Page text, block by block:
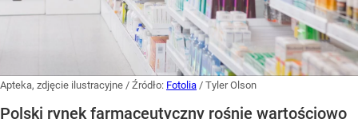
Apteka, zdjęcie ilustracyjne / Źródło: Fotolia / Tyler Olson
Polski rynek farmaceutyczny rośnie wartościowo